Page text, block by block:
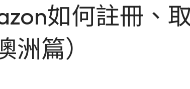
如何註冊、
篇）